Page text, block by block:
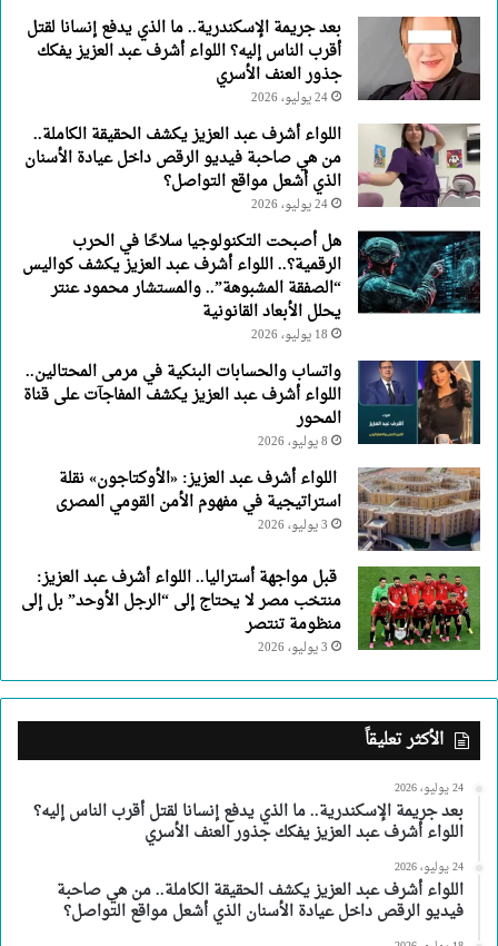
جذور
العنف
الأسري
بعد جريمة الإسكندرية.. ما الذي يدفع إنسانا لقتل
أقرب الناس إليه؟ اللواء أشرف عبد العزيز يفكك
جذور العنف الأسري
24 يوليو، 2026
اللواء أشرف عبد العزيز يكشف الحقيقة الكاملة..
من هي صاحبة فيديو الرقص داخل عيادة الأسنان
الذي أشعل مواقع التواصل؟
24 يوليو، 2026
هل أصبحت التكنولوجيا سلاحًا في الحرب
الرقمية؟.. اللواء أشرف عبد العزيز يكشف كواليس
“الصفقة المشبوهة”.. والمستشار محمود عنتر
يحلل الأبعاد القانونية
18 يوليو، 2026
واتساب والحسابات البنكية في مرمى المحتالين..
اللواء أشرف عبد العزيز يكشف المفاجآت على قناة
المحور
8 يوليو، 2026
اللواء أشرف عبد العزيز: «الأوكتاجون» نقلة
استراتيجية في مفهوم الأمن القومي المصرى
3 يوليو، 2026
قبل مواجهة أستراليا.. اللواء أشرف عبد العزيز:
منتخب مصر لا يحتاج إلى “الرجل الأوحد” بل إلى
منظومة تنتصر
3 يوليو، 2026
الأكثر تعليقاً
24 يوليو، 2026
بعد جريمة الإسكندرية.. ما الذي يدفع إنسانا لقتل أقرب الناس إليه؟
اللواء أشرف عبد العزيز يفكك جذور العنف الأسري
24 يوليو، 2026
اللواء أشرف عبد العزيز يكشف الحقيقة الكاملة.. من هي صاحبة
فيديو الرقص داخل عيادة الأسنان الذي أشعل مواقع التواصل؟